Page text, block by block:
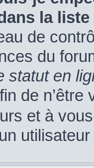
la
de
du
statut en
de n’être
et à